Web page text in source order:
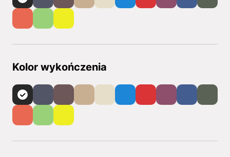
Kolor wykończenia